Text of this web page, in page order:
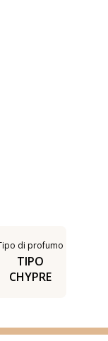
di profumo
TIPO
CHYPRE